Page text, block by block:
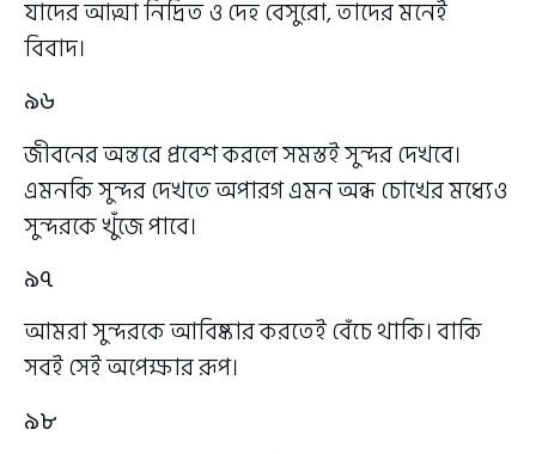
যাদের আত্মা নিদ্রিত ও দেহ বেসুরো, তাদের মনেই
বিবাদ।
৯৬
জীবনের অন্তরে প্রবেশ করলে সমস্তই সুন্দর দেখবে।
এমনকি সুন্দর দেখতে অপারগ এমন অন্ধ চোখের মধ্যেও
সুন্দরকে খুঁজে পাবে।
৯৭
আমরা সুন্দরকে আবিষ্কার করতেই বেঁচে থাকি। বাকি
সবই সেই অপেক্ষার রূপ।
৯৮